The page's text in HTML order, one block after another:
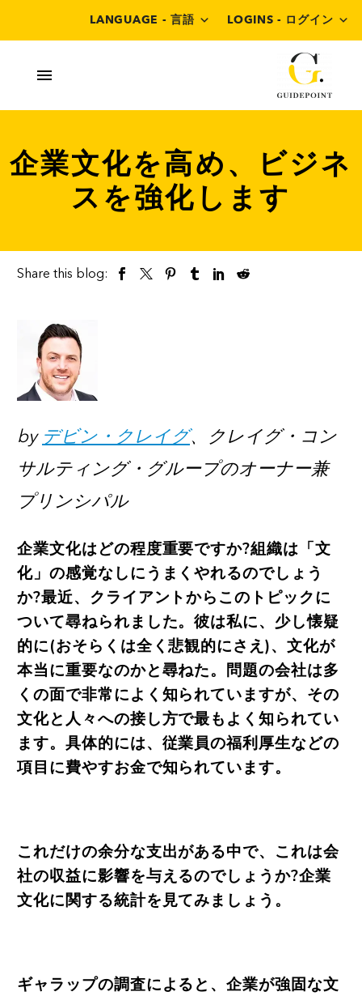
LANGUAGE - 言語 LOGINS - ログイン
企業文化を高め、ビジネ
スを強化します
Share this blog:
by デビン・クレイグ、クレイグ・コン
サルティング・グループのオーナー兼
プリンシパル
企業文化はどの程度重要ですか?組織は「文
化」の感覚なしにうまくやれるのでしょう
か?最近、クライアントからこのトピックに
ついて尋ねられました。彼は私に、少し懐疑
的に(おそらくは全く悲観的にさえ)、文化が
本当に重要なのかと尋ねた。問題の会社は多
くの面で非常によく知られていますが、その
文化と人々への接し方で最もよく知られてい
ます。具体的には、従業員の福利厚生などの
項目に費やすお金で知られています。
これだけの余分な支出がある中で、これは会
社の収益に影響を与えるのでしょうか?企業
文化に関する統計を見てみましょう。
ギャラップの調査によると、企業が強固な文